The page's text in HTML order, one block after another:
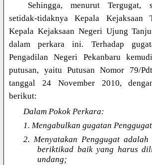
Sehingga, menurut Tergugat,
setidak-tidaknya Kepala
Kepala Kejaksaan Negeri Ujung
dalam perkara ini. Terhadap
Pengadilan Negeri Pekanbaru
putusan, yaitu Putusan Nomor 79/
tanggal 24 November 2010,
berikut:
Dalam Pokok Perkara:
1. Mengabulkan gugatan
2. Menyatakan Penggugat adalah
beriktikad baik yang harus
undang;